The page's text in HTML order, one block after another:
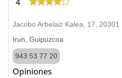
4
Jacobo Arbelaiz Kalea, 17, 20301
Irun, Guipuzcoa
943 53 77 20
Opiniones